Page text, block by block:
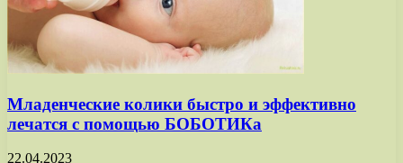
Младенческие колики быстро и эффективно
лечатся с помощью БОБОТИКа
22.04.2023